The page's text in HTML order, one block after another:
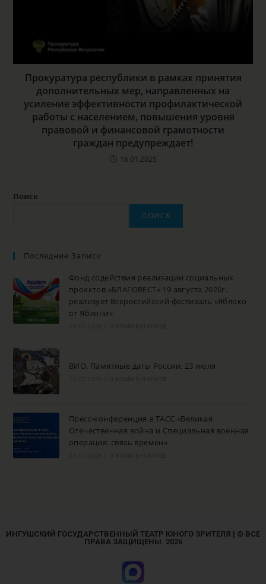
Прокуратура республики в рамках принятия
дополнительных мер, направленных на
усиление эффективности профилактической
работы с населением, повышения уровня
правовой и финансовой грамотности
граждан предупреждает!
16.01.2025
Поиск
ПОИСК
Последние Записи
Фонд содействия реализации социальных
проектов «БЛАГОВЕСТ» 19 августа 2026г.
реализует Всероссийский фестиваль «Яблоко
от Яблони»
ВИО. Памятные даты России. 23 июля
Пресс-конференция в ТАСС «Великая
Отечественная война и Специальная военная
операция: связь времен»
ИНГУШСКИЙ ГОСУДАРСТВЕННЫЙ ТЕАТР ЮНОГО ЗРИТЕЛЯ | © ВСЕ
ПРАВА ЗАЩИЩЕНЫ. 2026